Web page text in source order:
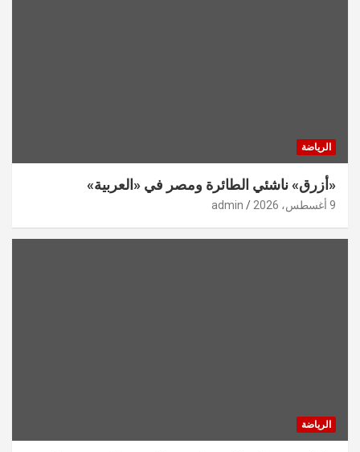
الرياضة
«أزرق» ناشئي الطائرة ومصر في «العربية»
9 أغسطس، 2026 admin
الرياضة